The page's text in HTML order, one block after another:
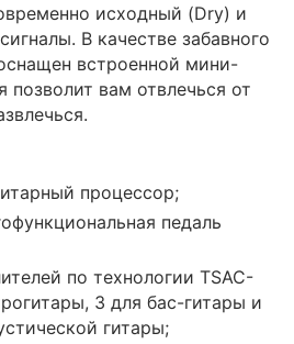
исходный (Dry) и
В качестве забавного
встроенной мини-
позволит вам отвлечься от
процессор;
педаль
по технологии TSAC-
3 для бас-гитары и
гитары;